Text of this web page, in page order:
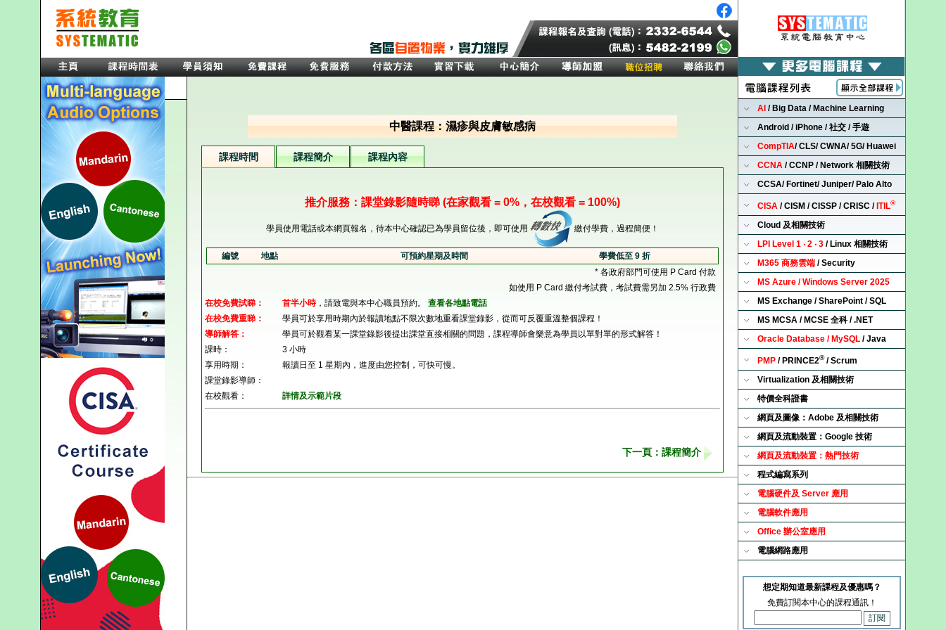
中醫課程：濕疹與皮膚敏感病
課程時間 課程簡介 課程內容
推介服務：課堂錄影隨時睇 (在家觀看 = 0%，在校觀看 = 100%)
學員使用電話或本網頁報名，待本中心確認已為學員留位後，即可使用 繳付學費，過程簡便！
編號 地點 可預約星期及時間
學費低至 9 折
* 各政府部門可使用 P Card 付款
如使用 P Card 繳付考試費，考試費需另加 2.5% 行政費
在校免費試睇：
首半小時，請致電與本中心職員預約。 查看各地點電話
在校免費重睇：
學員可於享用時期內於報讀地點不限次數地重看課堂錄影，從而可反覆重溫整個課程！
導師解答：
學員可於觀看某一課堂錄影後提出課堂直接相關的問題，課程導師會樂意為學員以單對單的形式解答！
課時：
3 小時
享用時期：
報讀日至 1 星期內，進度由您控制，可快可慢。
課堂錄影導師：
在校觀看：
詳情及示範片段
下一頁：課程簡介
AI / Big Data / Machine Learning
Android / iPhone / 社交 / 手遊
CompTIA/ CLS/ CWNA/ 5G/ Huawei
CCNA / CCNP / Network 相關技術
CCSA/ Fortinet/ Juniper/ Palo Alto
CISA / CISM / CISSP / CRISC / ITIL®
Cloud 及相關技術
LPI Level 1 ‧ 2 ‧ 3 / Linux 相關技術
M365 商務雲端 / Security
MS Azure / Windows Server 2025
MS Exchange / SharePoint / SQL
MS MCSA / MCSE 全科 / .NET
Oracle Database / MySQL / Java
PMP / PRINCE2®/ Scrum
Virtualization 及相關技術
特價全科證書
網頁及圖像：Adobe 及相關技術
網頁及流動裝置：Google 技術
網頁及流動裝置：熱門技術
程式編寫系列
電腦硬件及 Server 應用
電腦軟件應用
Office 辦公室應用
電腦網路應用
想定期知道最新課程及優惠嗎？
免費訂閱本中心的課程通訊！